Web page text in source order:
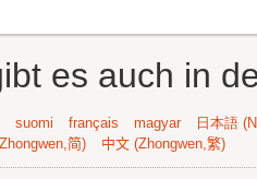
es auch in
suomi français magyar
日本語
简) 中文 (Zhongwen,繁)